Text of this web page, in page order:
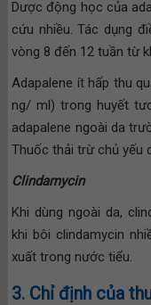
Dược động học của
cứu nhiều. Tác dụng
vòng 8 đến 12 tuần từ
Adapalene ít hấp thu
ng/ ml) trong huyết
adapalene ngoài da
Thuốc thải trừ chủ yếu
Clindamycin
Khi dùng ngoài da,
khi bôi clindamycin
xuất trong nước tiểu.
3. Chỉ định của